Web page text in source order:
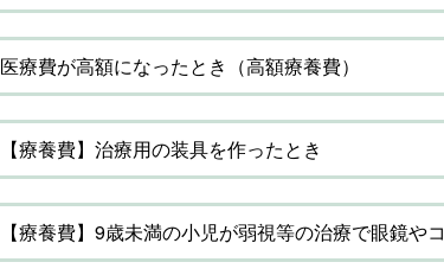
医療費が高額になったとき（高額療養費）
【療養費】治療用の装具を作ったとき
【療養費】9歳未満の小児が弱視等の治療で眼鏡や